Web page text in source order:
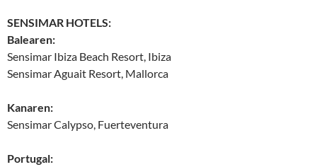
SENSIMAR HOTELS:
Balearen:
Sensimar Ibiza Beach Resort, Ibiza
Sensimar Aguait Resort, Mallorca
Kanaren:
Sensimar Calypso, Fuerteventura
Portugal: